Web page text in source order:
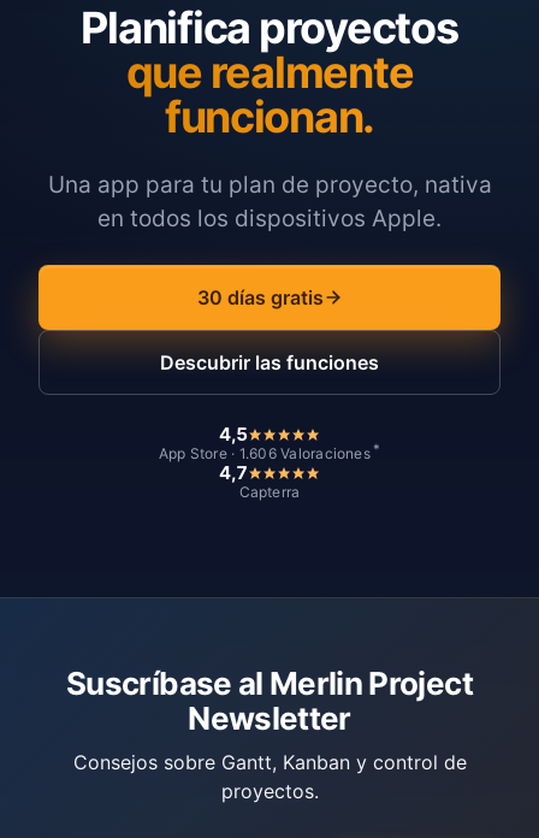
Planifica proyectos
que realmente
funcionan.
Una app para tu plan de proyecto, nativa
en todos los dispositivos Apple.
30 días gratis
Descubrir las funciones
4,5
App Store · 1.606 Valoraciones *
4,7
Capterra
Suscríbase al Merlin Project
Newsletter
Consejos sobre Gantt, Kanban y control de
proyectos.